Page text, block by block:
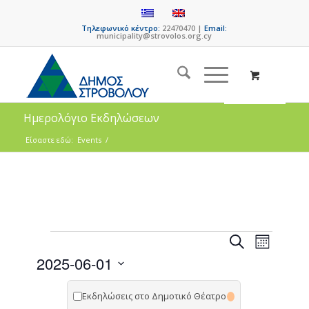
Τηλεφωνικό κέντρο: 22470470 |Email:
municipality@strovolos.org.cy
Ημερολόγιο Εκδηλώσεων
Είσαστε εδώ: Events /
Events
and
Views
SearchEvent
Views
Month
2025-06-01
Εκδηλώσεις στο Δημοτικό Θέατρο